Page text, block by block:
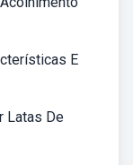
E
Latas De